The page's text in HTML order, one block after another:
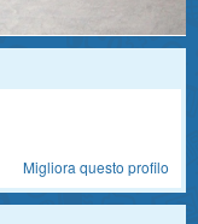
Migliora questo profilo